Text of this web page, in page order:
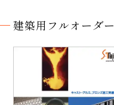
建築用 フルオーダー